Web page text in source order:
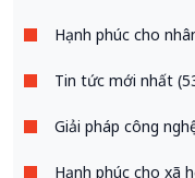
Hạnh phúc cho
Tin tức mới nhất
Giải pháp công
Hạnh phúc cho xã